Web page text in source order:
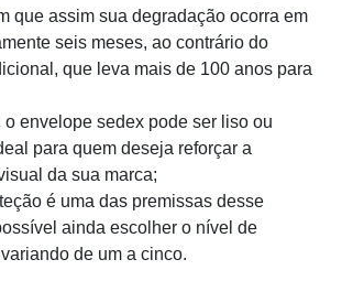
que assim sua degradação ocorra em
seis meses, ao contrário do
que leva mais de 100 anos para
o envelope sedex pode ser liso ou
para quem deseja reforçar a
da sua marca;
é uma das premissas desse
ainda escolher o nível de
de um a cinco.